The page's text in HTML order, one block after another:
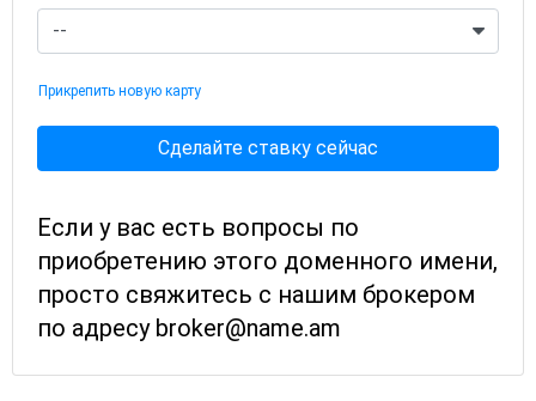
Прикрепить новую карту
Сделайте ставку сейчас
Если у вас есть вопросы по
приобретению этого доменного имени,
просто свяжитесь с нашим брокером
по адресу broker@name.am